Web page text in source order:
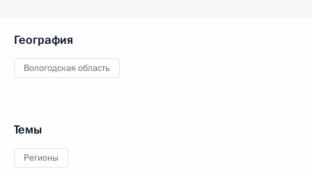
География
Вологодская область
Темы
Регионы